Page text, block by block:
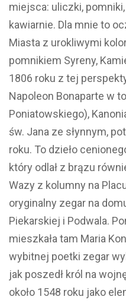
miejsca: uliczki,
kawiarnie. Dla mnie to
Miasta z urokliwymi
pomnikiem Syreny,
1806 roku z tej
Napoleon Bonaparte w
Poniatowskiego),
św. Jana ze słynnym,
roku. To dzieło
który odlał z brązu
Wazy z kolumny na
oryginalny zegar na
Piekarskiej i Podwala.
mieszkała tam Maria
wybitnej poetki zegar
jak poszedł król na
około 1548 roku jako